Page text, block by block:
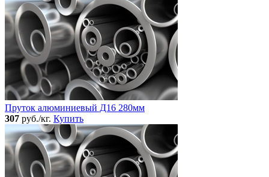
Пруток алюминиевый Д16 280мм
307 руб./кг. Купить